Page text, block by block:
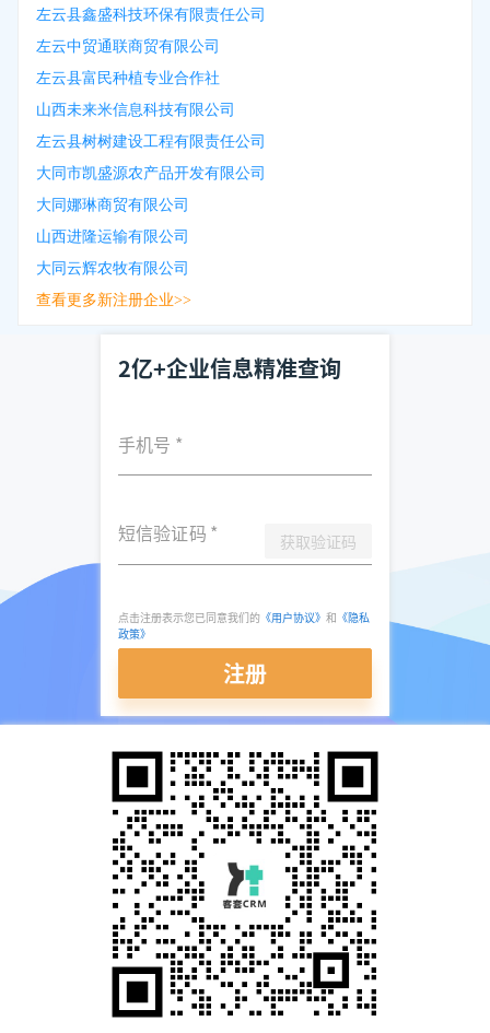
左云县鑫盛科技环保有限责任公司
左云中贸通联商贸有限公司
左云县富民种植专业合作社
山西未来米信息科技有限公司
左云县树树建设工程有限责任公司
大同市凯盛源农产品开发有限公司
大同娜琳商贸有限公司
山西进隆运输有限公司
大同云辉农牧有限公司
查看更多新注册企业>>
2亿+企业信息精准查询
手机号 *
短信验证码 * 获取验证码
点击注册表示您已同意我们的 《用户协议》 和 《隐私
政策》
注册